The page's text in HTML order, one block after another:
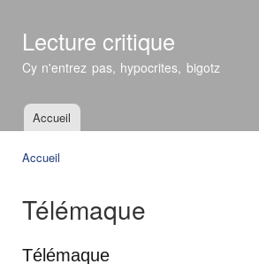
Lecture critique
Cy n'entrez pas, hypocrites, bigotz
Menu principal
Accueil
Accueil
Télémaque
Télémaque